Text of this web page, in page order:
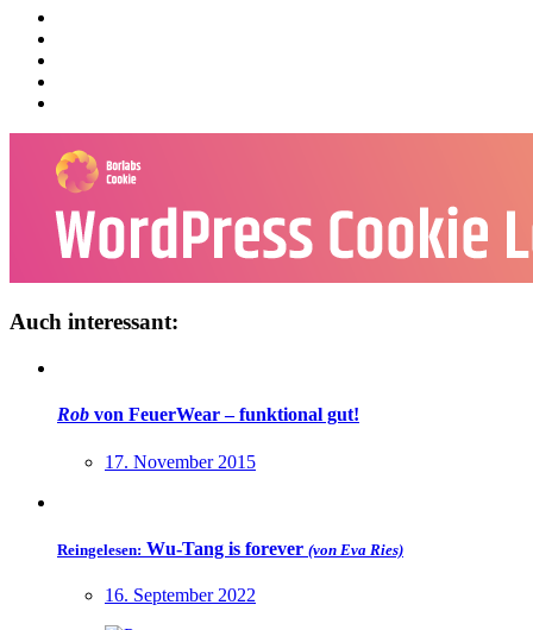
Auch interessant:
Rob von FeuerWear – funktional gut!
17. November 2015
Reingelesen: Wu-Tang is forever (von Eva Ries)
16. September 2022